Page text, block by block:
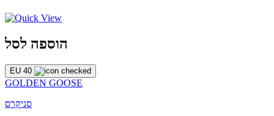
הוספה לסל
EU 40
GOLDEN GOOSE
סניקרס